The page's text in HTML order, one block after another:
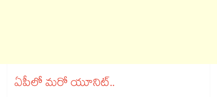
ఏపీలో మరో యూనిట్​..